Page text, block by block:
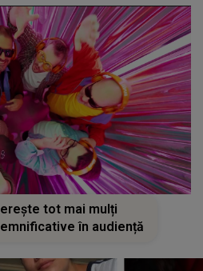
tot mai mulți
în audiență